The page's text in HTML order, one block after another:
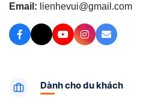
Email: lienhevui@gmail.com
Dành cho du khách